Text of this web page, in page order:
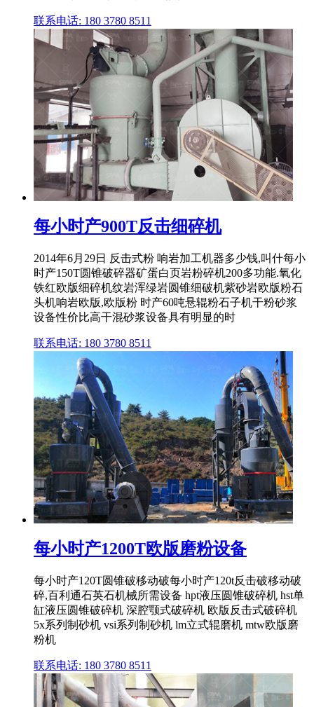
联系电话: 180 3780 8511
每小时产900T反击细碎机
2014年6月29日 反击式粉 响岩加工机器多少钱,叫什每小
时产150T圆锥破碎器矿蛋白页岩粉碎机200多功能.氧化
铁红欧版细碎机纹岩浑绿岩圆锥细破机紫砂岩欧版粉石
头机响岩欧版,欧版粉 时产60吨悬辊粉石子机干粉砂浆
设备性价比高干混砂浆设备具有明显的时
联系电话: 180 3780 8511
每小时产1200T欧版磨粉设备
每小时产120T圆锥破移动破每小时产120t反击破移动破
碎,百利通石英石机械所需设备 hpt液压圆锥破碎机 hst单
缸液压圆锥破碎机 深腔颚式破碎机 欧版反击式破碎机
5x系列制砂机 vsi系列制砂机 lm立式辊磨机 mtw欧版磨
粉机
联系电话: 180 3780 8511